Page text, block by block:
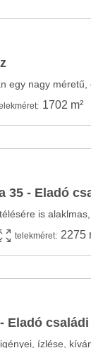
egy nagy méretű,
1702 m²
35 - Eladó
is
telekméret: 2275
Eladó családi